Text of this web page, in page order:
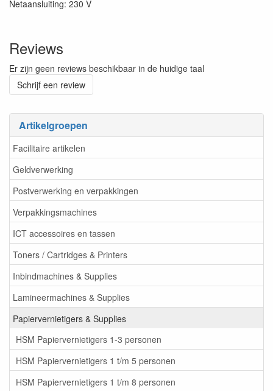
Artikelgroepen
Facilitaire artikelen
Geldverwerking
Postverwerking en verpakkingen
Verpakkingsmachines
ICT accessoires en tassen
Toners / Cartridges & Printers
Inbindmachines & Supplies
Lamineermachines & Supplies
Papiervernietigers & Supplies
HSM Papiervernietigers 1-3 personen
HSM Papiervernietigers 1 t/m 5 personen
HSM Papiervernietigers 1 t/m 8 personen
Netaansluiting: 230 V
Reviews
Er zijn geen reviews beschikbaar in de huidige taal
Schrijf een review